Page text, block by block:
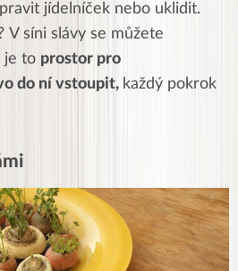
jídelníček nebo uklidit.
V síni slávy se můžete
je to prostor pro
do ní vstoupit, každý pokrok